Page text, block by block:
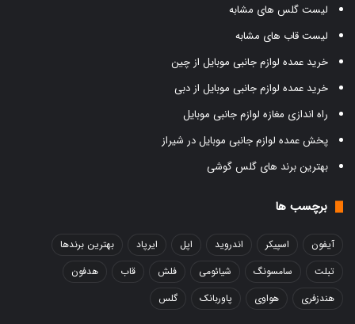
لیست گلس های مشابه
لیست قاب های مشابه
خرید عمده لوازم جانبی موبایل از چین
خرید عمده لوازم جانبی موبایل از دبی
راه اندازی مغازه لوازم جانبی موبایل
پخش عمده لوازم جانبی موبایل در شیراز
بهترین برند های گلس گوشی
برچسب ها
آیفون اسپیکر اندروید اپل ایرپاد
بهترین برندها
تبلت
سامسونگ شیائومی فلش قاب
هدفون
هندزفری
هواوی پاوربانک گلس